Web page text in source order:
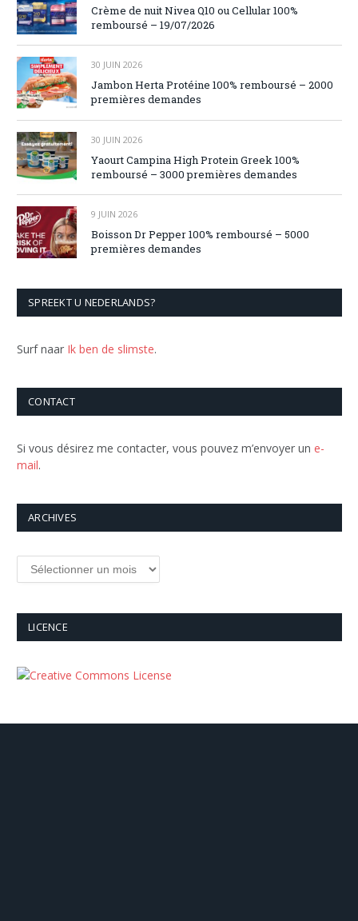
Crème de nuit Nivea Q10 ou Cellular 100%
remboursé – 19/07/2026
30 JUIN 2026
Jambon Herta Protéine 100% remboursé – 2000
premières demandes
30 JUIN 2026
Yaourt Campina High Protein Greek 100%
remboursé – 3000 premières demandes
9 JUIN 2026
Boisson Dr Pepper 100% remboursé – 5000
premières demandes
SPREEKT U NEDERLANDS?
Surf naar Ik ben de slimste.
CONTACT
Si vous désirez me contacter, vous pouvez m’envoyer un e-
mail.
ARCHIVES
Archives
LICENCE